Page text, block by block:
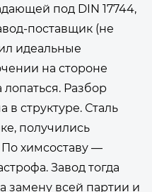
под DIN 17744,
поставщик (не
идеальные
на стороне
лопаться. Разбор
в структуре. Сталь
получились
По химсоставу —
Завод тогда
замену всей партии и